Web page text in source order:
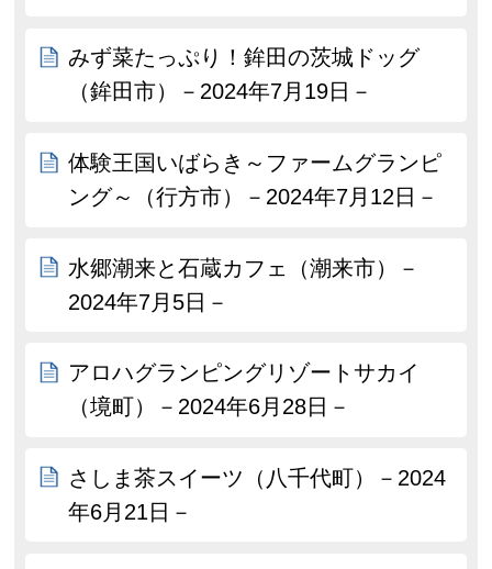
みず菜たっぷり！鉾田の茨城ドッグ
（鉾田市）－2024年7月19日－
体験王国いばらき～ファームグランピ
ング～（行方市）－2024年7月12日－
水郷潮来と石蔵カフェ（潮来市）－
2024年7月5日－
アロハグランピングリゾートサカイ
（境町）－2024年6月28日－
さしま茶スイーツ（八千代町）－2024
年6月21日－